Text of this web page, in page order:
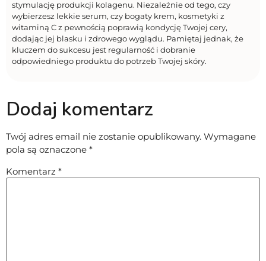
stymulację produkcji kolagenu. Niezależnie od tego, czy
wybierzesz lekkie serum, czy bogaty krem, kosmetyki z
witaminą C z pewnością poprawią kondycję Twojej cery,
dodając jej blasku i zdrowego wyglądu. Pamiętaj jednak, że
kluczem do sukcesu jest regularność i dobranie
odpowiedniego produktu do potrzeb Twojej skóry.
Dodaj komentarz
Twój adres email nie zostanie opublikowany. Wymagane
pola są oznaczone *
Komentarz *